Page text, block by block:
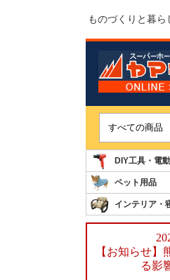
ものづくりと暮ら
DIY工具・電
ペット用品
インテリア・
【お知らせ】
る影